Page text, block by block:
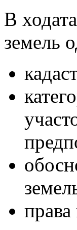
В
земель